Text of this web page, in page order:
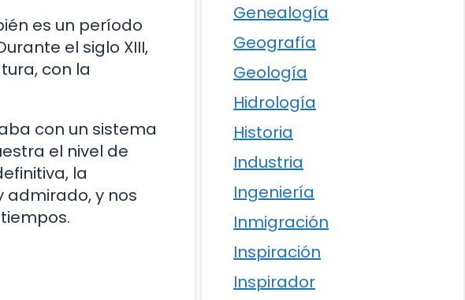
es un período
el siglo XIII,
con la
con un sistema
el nivel de
la
admirado, y nos
Genealogía
Geografía
Geología
Hidrología
Historia
Industria
Ingeniería
Inmigración
Inspiración
Inspirador